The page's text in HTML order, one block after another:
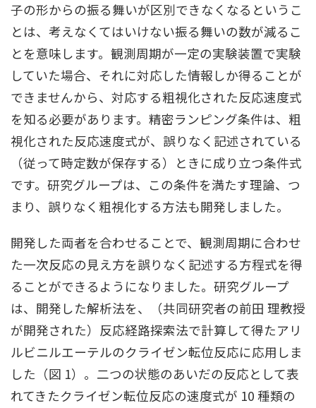
⼦の形からの振る舞いが区別できなくなるというこ
とは、考えなくてはいけない振る舞いの数が減るこ
とを意味します。観測周期が⼀定の実験装置で実験
していた場合、それに対応した情報しか得ることが
できませんから、対応する粗視化された反応速度式
を知る必要があります。精密ランピング条件は、粗
視化された反応速度式が、誤りなく記述されている
（従って時定数が保存する）ときに成り⽴つ条件式
です。研究グループは、この条件を満たす理論、つ
まり、誤りなく粗視化する⽅法も開発しました。
開発した両者を合わせることで、観測周期に合わせ
た⼀次反応の⾒え⽅を誤りなく記述する⽅程式を得
ることができるようになりました。研究グループ
は、開発した解析法を、（共同研究者の前⽥ 理教授
が開発された）反応経路探索法で計算して得たアリ
ルビニルエーテルのクライゼン転位反応に応⽤しま
した（図 1）。⼆つの状態のあいだの反応として表
れてきたクライゼン転位反応の速度式が 10 種類の